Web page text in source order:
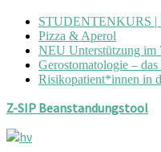
STUDENTENKURS |
Pizza & Aperol
NEU Unterstützung im
Gerostomatologie –
Risikopatient*innen in
Z-SIP Beanstandungstool